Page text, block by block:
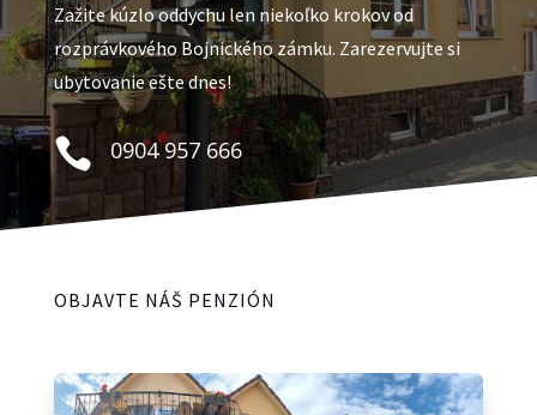
Zažite kúzlo oddychu len niekoľko krokov od
rozprávkového Bojnického zámku. Zarezervujte si
ubytovanie ešte dnes!
 0904 957 666
OBJAVTE NÁŠ PENZIÓN